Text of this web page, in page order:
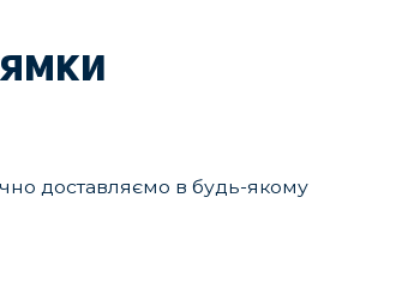
доставляємо в будь-якому